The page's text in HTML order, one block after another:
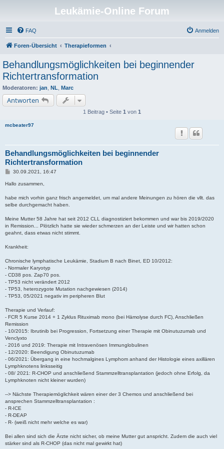
Leukämie-Online Forum
FAQ Anmelden
Foren-Übersicht Therapieformen
Behandlungsmöglichkeiten bei beginnender
Richtertransformation
Moderatoren: jan NL Marc
Antworten
1 Beitrag • Seite 1 von 1
mcbeater97
Behandlungsmöglichkeiten bei beginnender
Richtertransformation
B
i
r
a
g
30.09.2021, 16:47
Hallo zusammen,
habe mich vorhin ganz frisch angemeldet, um mal andere Meinungen zu hören die vllt. das
selbe durchgemacht haben.
Meine Mutter 58 Jahre hat seit 2012 CLL diagnostiziert bekommen und war bis 2019/2020
in Remission... Plötzlich hatte sie wieder schmerzen an der Leiste und wir hatten schon
geahnt, dass etwas nicht stimmt.
Krankheit:
Chronische lymphatische Leukämie, Stadium B nach Binet, ED 10/2012:
- Normaler Karyotyp
- CD38 pos. Zap70 pos.
- TP53 nicht verändert 2012
- TP53, heterozygote Mutation nachgewiesen (2014)
- TP53, 05/2021 negativ im peripheren Blut
Therapie und Verlauf:
- FCR 5 Kurse 2014 + 1 Zyklus Rituximab mono (bei Hämolyse durch FC), Anschließen
Remission
- 10/2015: Ibrutinib bei Progression, Fortsetzung einer Therapie mit Obinutuzumab und
Venclyxto
- 2016 und 2019: Therapie mit Intravenösen Immunglobulinen
- 12/2020: Beendigung Obinutuzumab
- 06/2021: Übergang in eine hochmalgines Lymphom anhand der Histologie eines axillären
Lymphknotens linksseitig
- 08/ 2021: R-CHOP und anschließend Stammzelltransplantation (jedoch ohne Erfolg, da
Lymphknoten nicht kleiner wurden)
--> Nächste Therapiemöglichkeit wären einer der 3 Chemos und anschließend bei
ansprechen Stammzelltransplantation :
- R-ICE
- R-DEAP
- R- (weiß nicht mehr welche es war)
Bei allen sind sich die Ärzte nicht sicher, ob meine Mutter gut anspricht. Zudem die auch viel
stärker sind als R-CHOP (das nicht mal gewirkt hat)